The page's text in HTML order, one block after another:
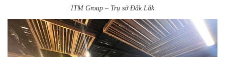
ITM Group – Trụ sở Đắk Lắk